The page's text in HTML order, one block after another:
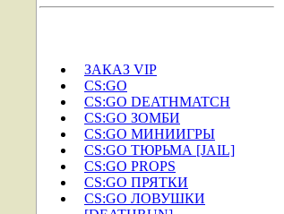
ЗАКАЗ VIP
CS:GO
CS:GO DEATHMATCH
CS:GO ЗОМБИ
CS:GO МИНИИГРЫ
CS:GO ТЮРЬМА [JAIL]
CS:GO PROPS
CS:GO ПРЯТКИ
CS:GO ЛОВУШКИ